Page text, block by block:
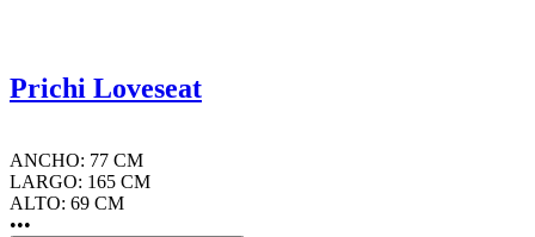
Prichi Loveseat
ANCHO: 77 CM
LARGO: 165 CM
ALTO: 69 CM
•••